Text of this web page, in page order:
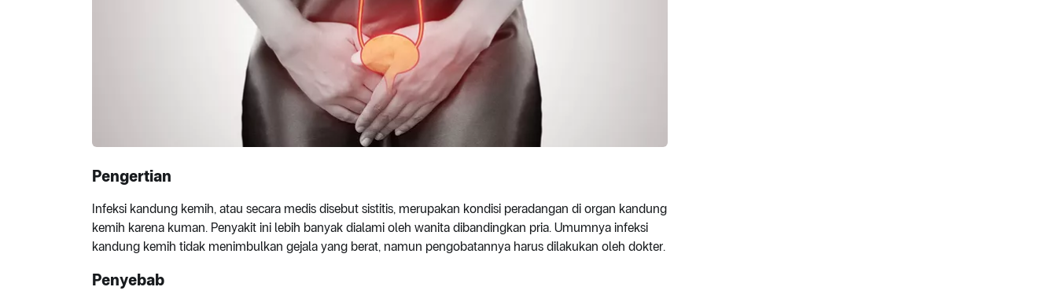
Pengertian
Infeksi kandung kemih, atau secara medis disebut sistitis, merupakan kondisi peradangan di organ kandung
kemih karena kuman. Penyakit ini lebih banyak dialami oleh wanita dibandingkan pria. Umumnya infeksi
kandung kemih tidak menimbulkan gejala yang berat, namun pengobatannya harus dilakukan oleh dokter.
Penyebab